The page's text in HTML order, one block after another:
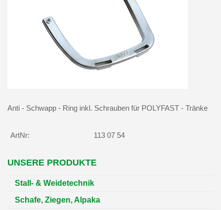
Anti - Schwapp - Ring inkl. Schrauben für POLYFAST - Tränke
ArtNr: 113 07 54
UNSERE PRODUKTE
Stall- & Weidetechnik
Schafe, Ziegen, Alpaka